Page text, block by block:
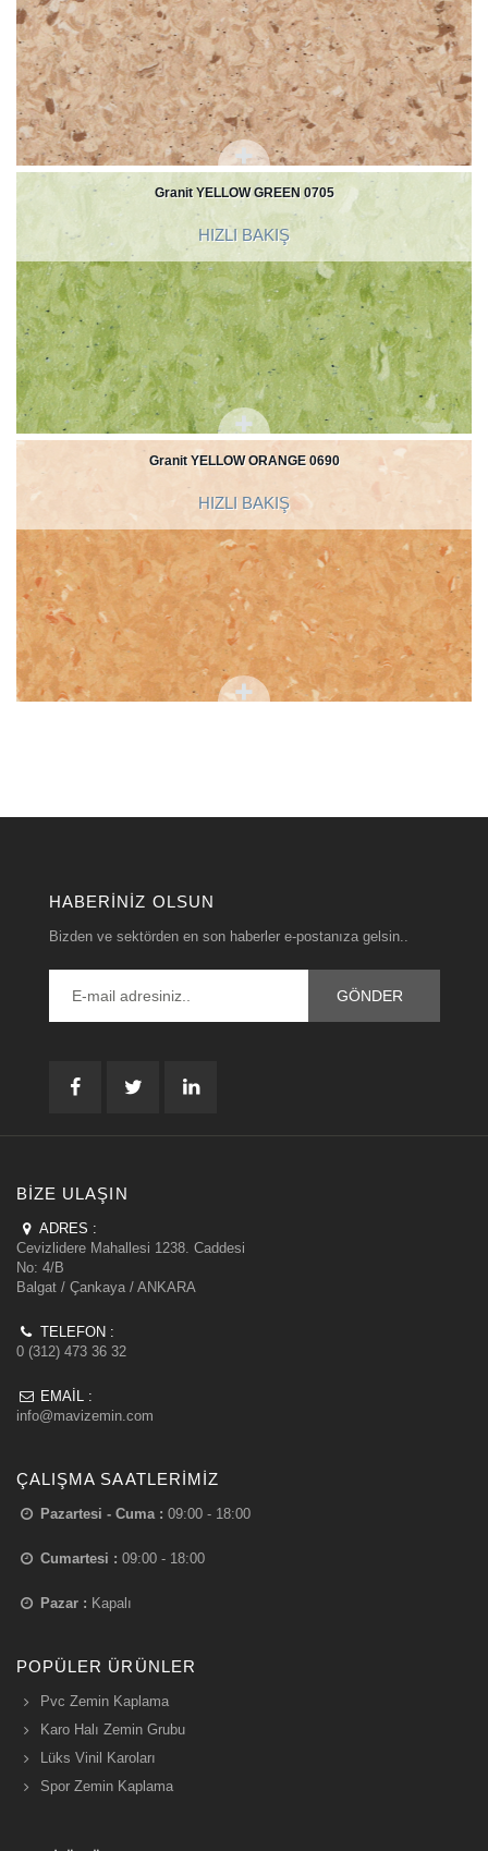
Granit YELLOW GREEN 0705
HIZLI BAKIŞ
Granit YELLOW ORANGE 0690
HIZLI BAKIŞ
HABERINIZ OLSUN
Bizden ve sektörden en son haberler e-postanıza gelsin..
BIZE ULAŞIN
ADRES :
Cevizlidere Mahallesi 1238. Caddesi
No: 4/B
Balgat / Çankaya / ANKARA
TELEFON :
0 (312) 473 36 32
EMAIL :
info@mavizemin.com
ÇALIŞMA SAATLERIMIZ
Pazartesi - Cuma : 09:00 - 18:00
Cumartesi : 09:00 - 18:00
Pazar : Kapalı
POPÜLER ÜRÜNLER
Pvc Zemin Kaplama
Karo Halı Zemin Grubu
Lüks Vinil Karoları
Spor Zemin Kaplama